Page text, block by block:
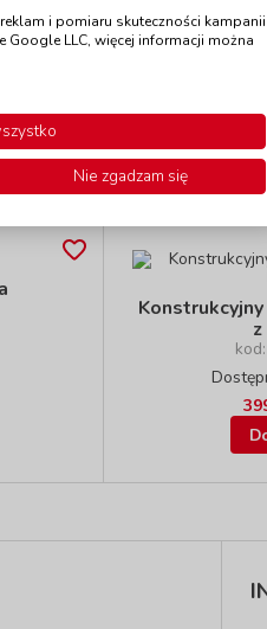
i pomiaru skuteczności kampanii
LLC, więcej informacji można
Nie zgadzam się